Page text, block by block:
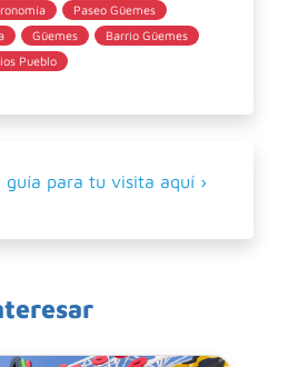
Paseo Güemes
Güemes
Barrio Güemes
Pueblo
guía para tu visita aquí ›